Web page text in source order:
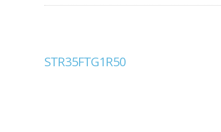
STR35FTG1R50